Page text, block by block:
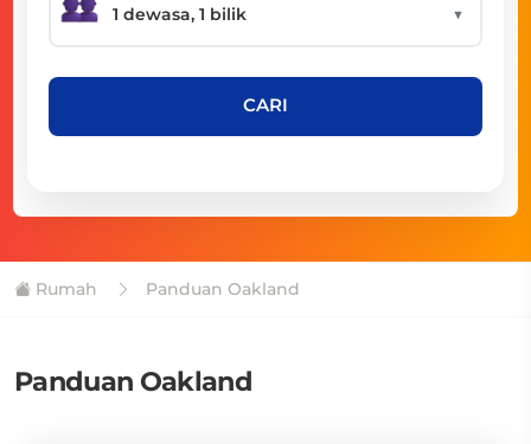
▼
CARI
Rumah Panduan Oakland
Panduan Oakland